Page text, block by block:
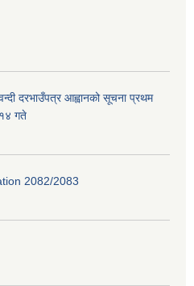
दरभाउँपत्र आह्वानको सूचना प्रथम
गते
2082/2083